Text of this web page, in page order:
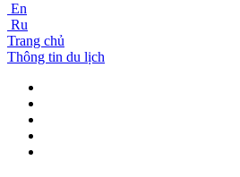
En
Ru
Trang chủ
Thông tin du lịch